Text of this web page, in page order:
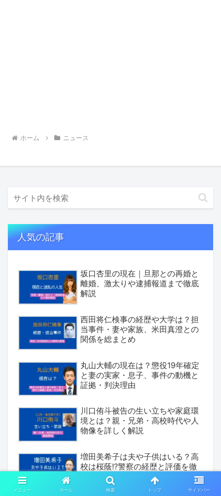
ホーム ニュース
人気の記事
坂口杏里の現在｜旦那との再婚と
離婚、激太りや逮捕報道まで徹底
解説
西田将仁検事の経歴や大学は？担
当事件・妻や家族、米田真澄との
関係を総まとめ
丸山大輔の現在は？懲役19年確定
と妻の実家・息子、事件の動機と
証拠・判決理由
川口侑斗被告の生い立ちや家庭環
境とは？親・兄弟・高校時代や人
物像を詳しく解説
増田美希子は夫や子供はいる？高
校は桜蔭!?警察の経歴と評価を徹
底解説！
メニュー ホーム 検索 トップ サイドバー